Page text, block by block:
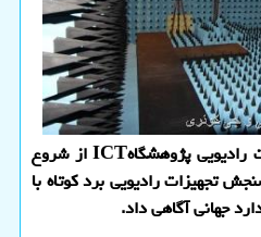
عضو هیات علمی گروه ارتباطات رادیویی پژوهشگاهICT از شروع
تجهیزات رادیویی برد كوتاه با
جهانی آگاهی داد.